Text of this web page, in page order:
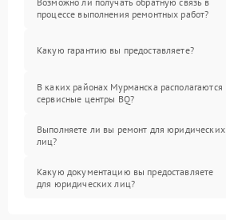
процессе выполнения ремонтных работ?
Какую гарантию вы предоставляете?
В каких районах Мурманска располагаются
сервисные центры BQ?
Выполняете ли вы ремонт для юридических
лиц?
Какую документацию вы предоставляете
для юридических лиц?